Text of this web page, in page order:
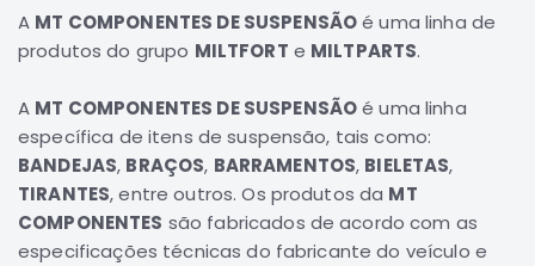
Sport
e
Motor
Suspensão
Freio
Correias
Filtros
A MT COMPONENTES DE SUSPENSÃOé uma linha de
produtos do grupo MILTFORT e MILTPARTS.
A MT COMPONENTES DE SUSPENSÃOé uma linha
específica de itens de suspensão, tais como:
BANDEJAS, BRAÇOS, BARRAMENTOS, BIELETAS,
TIRANTES, entre outros. Os produtos da MT
COMPONENTES são fabricados de acordo com as
especificações técnicas do fabricante do veículo e